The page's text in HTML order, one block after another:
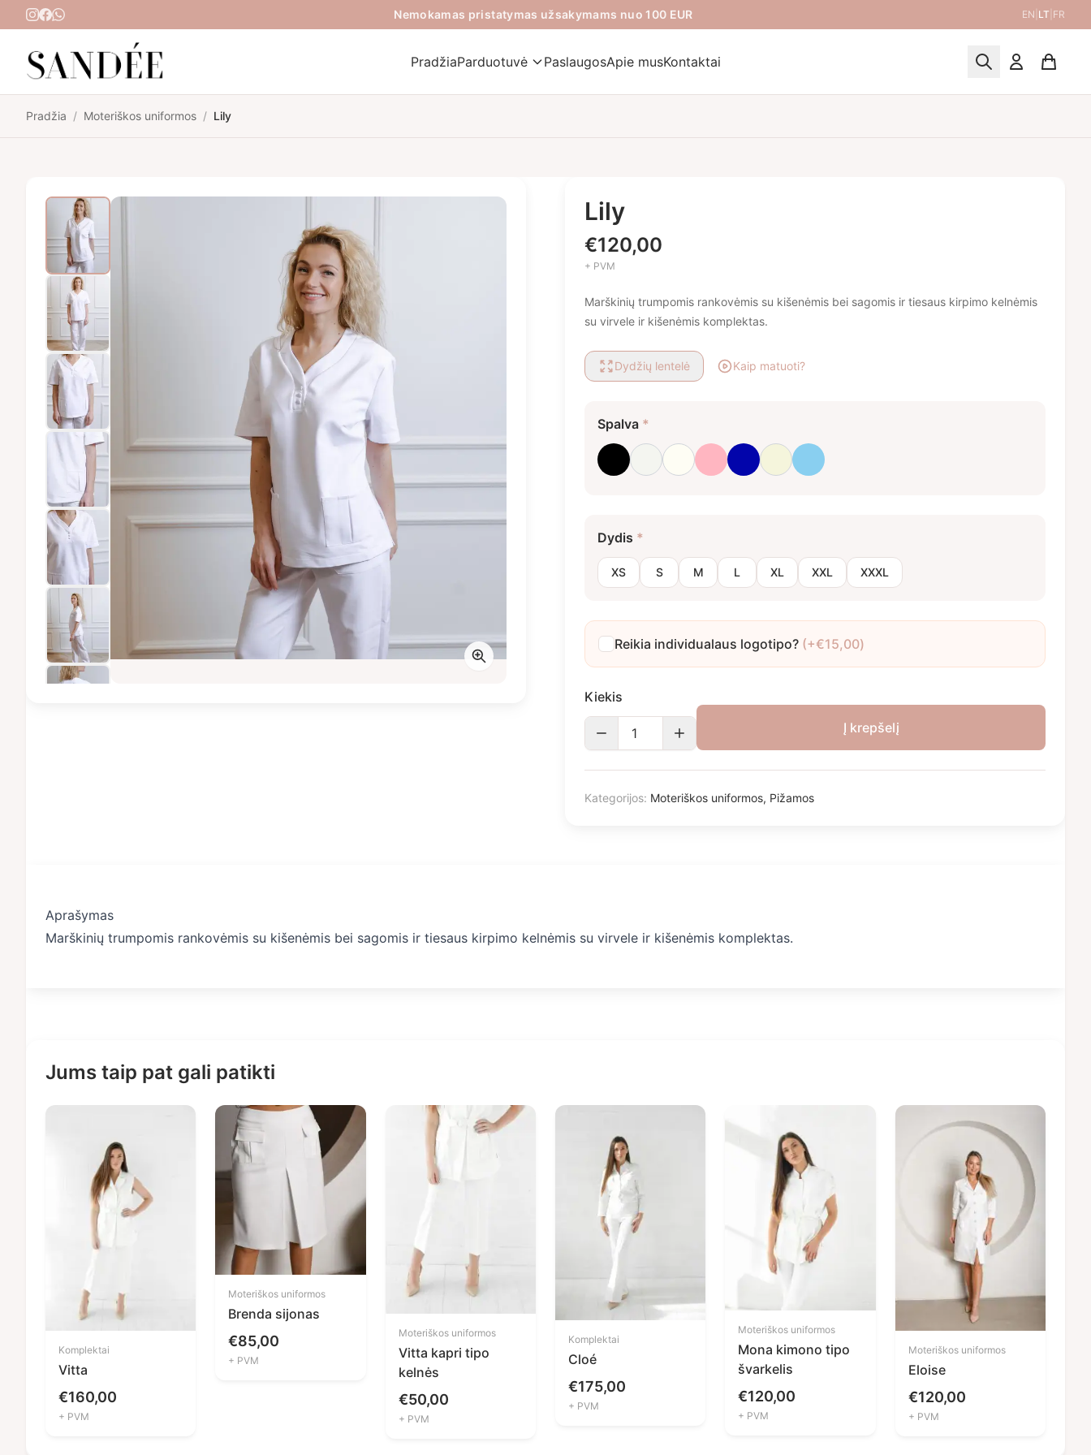
Pereiti prie turinio Nemokamas pristatymas užsakymams nuo 100 EUR EN LT FR
PradžiaParduotuvė PaslaugosApie musKontaktai
Pradžia / Moteriškos uniformos / Lily
Lily
€120,00
+ PVM
Marškinių trumpomis rankovėmis su kišenėmis bei sagomis ir tiesaus kirpimo kelnėmis
su virvele ir kišenėmis komplektas.
Dydžių lentelė Kaip matuoti?
Spalva *
Juoda Optinė balta
Pieno balta
RausvaRoyal mėlyna
SmėlinėŠviesiai mėlyna
Dydis *
XS S M L XL XXL XXXL
Reikia individualaus logotipo? (+€15,00)
Kiekis
Į krepšelį
Kategorijos: Moteriškos uniformos, Pižamos
Aprašymas
Marškinių trumpomis rankovėmis su kišenėmis bei sagomis ir tiesaus kirpimo kelnėmis su virvele ir kišenėmis komplektas.
Jums taip pat gali patikti
Komplektai
Vitta
€160,00
+ PVM
Moteriškos uniformos
Brenda sijonas
€85,00
+ PVM
Moteriškos uniformos
Vitta kapri tipo
kelnės
€50,00
+ PVM
Komplektai
Cloé
€175,00
+ PVM
Moteriškos uniformos
Mona kimono tipo
švarkelis
€120,00
+ PVM
Moteriškos uniformos
Eloise
€120,00
+ PVM